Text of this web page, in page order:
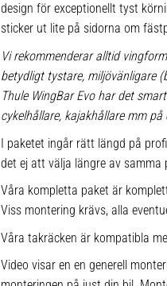
design för exceptionellt tyst
sticker ut lite på sidorna om
Vi rekommenderar alltid
betydligt tystare, miljövänligare
Thule WingBar Evo har det
cykelhållare, kajakhållare mm
I paketet ingår rätt längd på
det ej att välja längre av samma
Våra kompletta paket är
Viss montering krävs, alla
Våra takräcken är kompatibla
Video visar en en generell